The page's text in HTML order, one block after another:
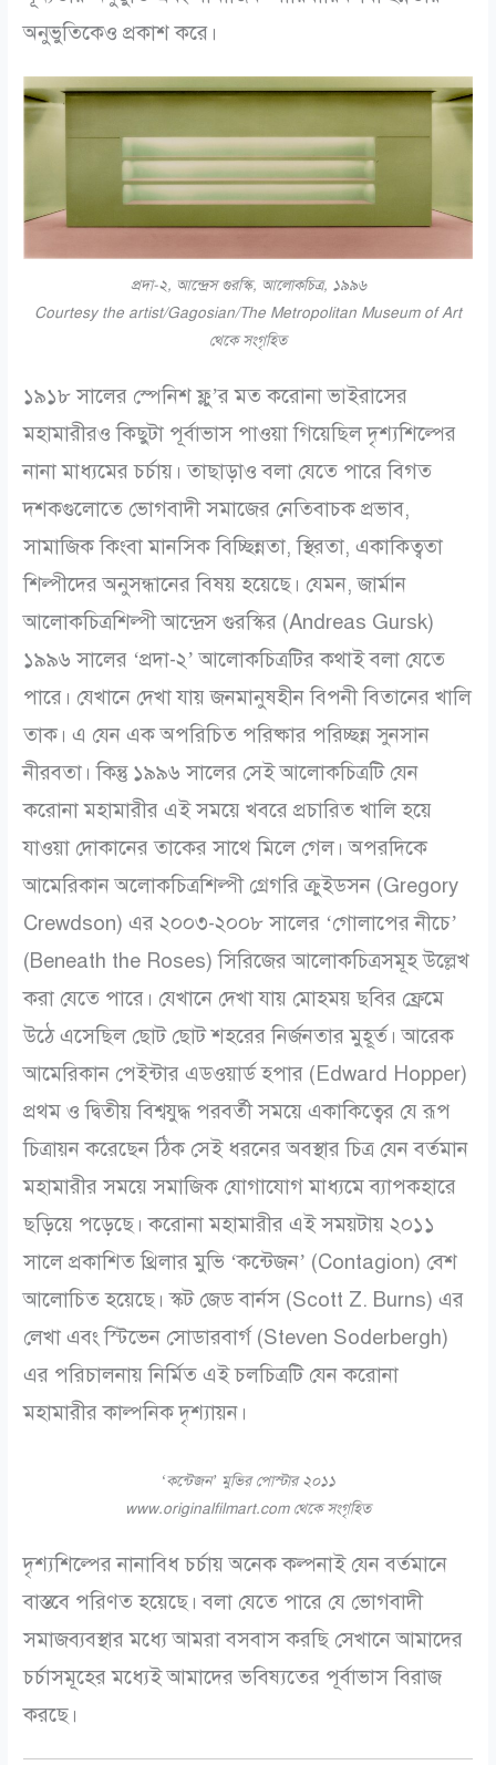
অনুভুতিকেও প্রকাশ করে।
প্রদা-২, আন্দ্রেস গুরস্কি, আলোকচিত্র, ১৯৯৬
Courtesy the artist/Gagosian/The Metropolitan Museum of Art
থেকে সংগৃহিত
১৯১৮ সালের স্পেনিশ ফ্লু’র মত করোনা ভাইরাসের
মহামারীরও কিছুটা পূর্বাভাস পাওয়া গিয়েছিল দৃশ্যশিল্পের
নানা মাধ্যমের চর্চায়। তাছাড়াও বলা যেতে পারে বিগত
দশকগুলোতে ভোগবাদী সমাজের নেতিবাচক প্রভাব,
সামাজিক কিংবা মানসিক বিচ্ছিন্নতা, স্থিরতা, একাকিত্বতা
শিল্পীদের অনুসন্ধানের বিষয় হয়েছে। যেমন, জার্মান
আলোকচিত্রশিল্পী আন্দ্রেস গুরস্কির (Andreas Gursk)
১৯৯৬ সালের ‘প্রদা-২’ আলোকচিত্রটির কথাই বলা যেতে
পারে। যেখানে দেখা যায় জনমানুষহীন বিপনী বিতানের খালি
তাক। এ যেন এক অপরিচিত পরিষ্কার পরিচ্ছন্ন সুনসান
নীরবতা। কিন্তু ১৯৯৬ সালের সেই আলোকচিত্রটি যেন
করোনা মহামারীর এই সময়ে খবরে প্রচারিত খালি হয়ে
যাওয়া দোকানের তাকের সাথে মিলে গেল। অপরদিকে
আমেরিকান অলোকচিত্রশিল্পী গ্রেগরি ক্রুইডসন (Gregory
Crewdson) এর ২০০৩-২০০৮ সালের ‘গোলাপের নীচে’
(Beneath the Roses) সিরিজের আলোকচিত্রসমূহ উল্লেখ
করা যেতে পারে। যেখানে দেখা যায় মোহময় ছবির ফ্রেমে
উঠে এসেছিল ছোট ছোট শহরের নির্জনতার মুহূর্ত। আরেক
আমেরিকান পেইন্টার এডওয়ার্ড হপার (Edward Hopper)
প্রথম ও দ্বিতীয় বিশ্বযুদ্ধ পরবর্তী সময়ে একাকিত্বের যে রূপ
চিত্রায়ন করেছেন ঠিক সেই ধরনের অবস্থার চিত্র যেন বর্তমান
মহামারীর সময়ে সমাজিক যোগাযোগ মাধ্যমে ব্যাপকহারে
ছড়িয়ে পড়েছে। করোনা মহামারীর এই সময়টায় ২০১১
সালে প্রকাশিত থ্রিলার মুভি ‘কন্টেজন’ (Contagion) বেশ
আলোচিত হয়েছে। স্কট জেড বার্নস (Scott Z. Burns) এর
লেখা এবং স্টিভেন সোডারবার্গ (Steven Soderbergh)
এর পরিচালনায় নির্মিত এই চলচিত্রটি যেন করোনা
মহামারীর কাল্পনিক দৃশ্যায়ন।
‘কন্টেজন’ মুভির পোস্টার ২০১১
www.originalfilmart.com থেকে সংগৃহিত
দৃশ্যশিল্পের নানাবিধ চর্চায় অনেক কল্পনাই যেন বর্তমানে
বাস্তবে পরিণত হয়েছে। বলা যেতে পারে যে ভোগবাদী
সমাজব্যবস্থার মধ্যে আমরা বসবাস করছি সেখানে আমাদের
চর্চাসমূহের মধ্যেই আমাদের ভবিষ্যতের পূর্বাভাস বিরাজ
করছে।